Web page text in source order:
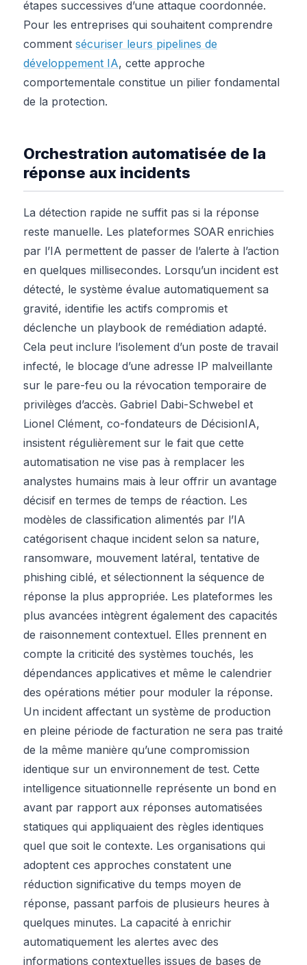
étapes successives d’une attaque coordonnée.
Pour les entreprises qui souhaitent comprendre
comment sécuriser leurs pipelines de
développement IA, cette approche
comportementale constitue un pilier fondamental
de la protection.
Orchestration automatisée de la
réponse aux incidents
La détection rapide ne suffit pas si la réponse
reste manuelle. Les plateformes SOAR enrichies
par l’IA permettent de passer de l’alerte à l’action
en quelques millisecondes. Lorsqu’un incident est
détecté, le système évalue automatiquement sa
gravité, identifie les actifs compromis et
déclenche un playbook de remédiation adapté.
Cela peut inclure l’isolement d’un poste de travail
infecté, le blocage d’une adresse IP malveillante
sur le pare-feu ou la révocation temporaire de
privilèges d’accès. Gabriel Dabi-Schwebel et
Lionel Clément, co-fondateurs de DécisionIA,
insistent régulièrement sur le fait que cette
automatisation ne vise pas à remplacer les
analystes humains mais à leur offrir un avantage
décisif en termes de temps de réaction. Les
modèles de classification alimentés par l’IA
catégorisent chaque incident selon sa nature,
ransomware, mouvement latéral, tentative de
phishing ciblé, et sélectionnent la séquence de
réponse la plus appropriée. Les plateformes les
plus avancées intègrent également des capacités
de raisonnement contextuel. Elles prennent en
compte la criticité des systèmes touchés, les
dépendances applicatives et même le calendrier
des opérations métier pour moduler la réponse.
Un incident affectant un système de production
en pleine période de facturation ne sera pas traité
de la même manière qu’une compromission
identique sur un environnement de test. Cette
intelligence situationnelle représente un bond en
avant par rapport aux réponses automatisées
statiques qui appliquaient des règles identiques
quel que soit le contexte. Les organisations qui
adoptent ces approches constatent une
réduction significative du temps moyen de
réponse, passant parfois de plusieurs heures à
quelques minutes. La capacité à enrichir
automatiquement les alertes avec des
informations contextuelles issues de bases de